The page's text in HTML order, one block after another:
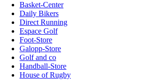
Basket-Center
Daily Bikers
Direct Running
Espace Golf
Foot-Store
Galopp-Store
Golf and co
Handball-Store
House of Rugby